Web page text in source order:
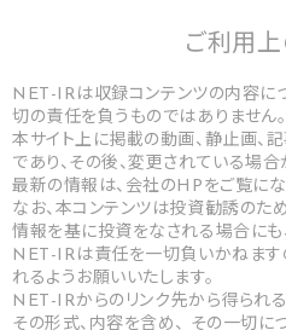
ご利用上
NET-IRは収録コンテンツの内容に
切の責任を負うものではありません。
本サイト上に掲載の動画、静止画、
であり、その後、変更されている場合
最新の情報は、会社のHPをご覧にな
なお、本コンテンツは投資勧誘のた
情報を基に投資をなされる場合にも
NET-IRは責任を一切負いかねます
れるようお願いいたします。
NET-IRからのリンク先から得られ
その形式、内容を含め、 その一切に